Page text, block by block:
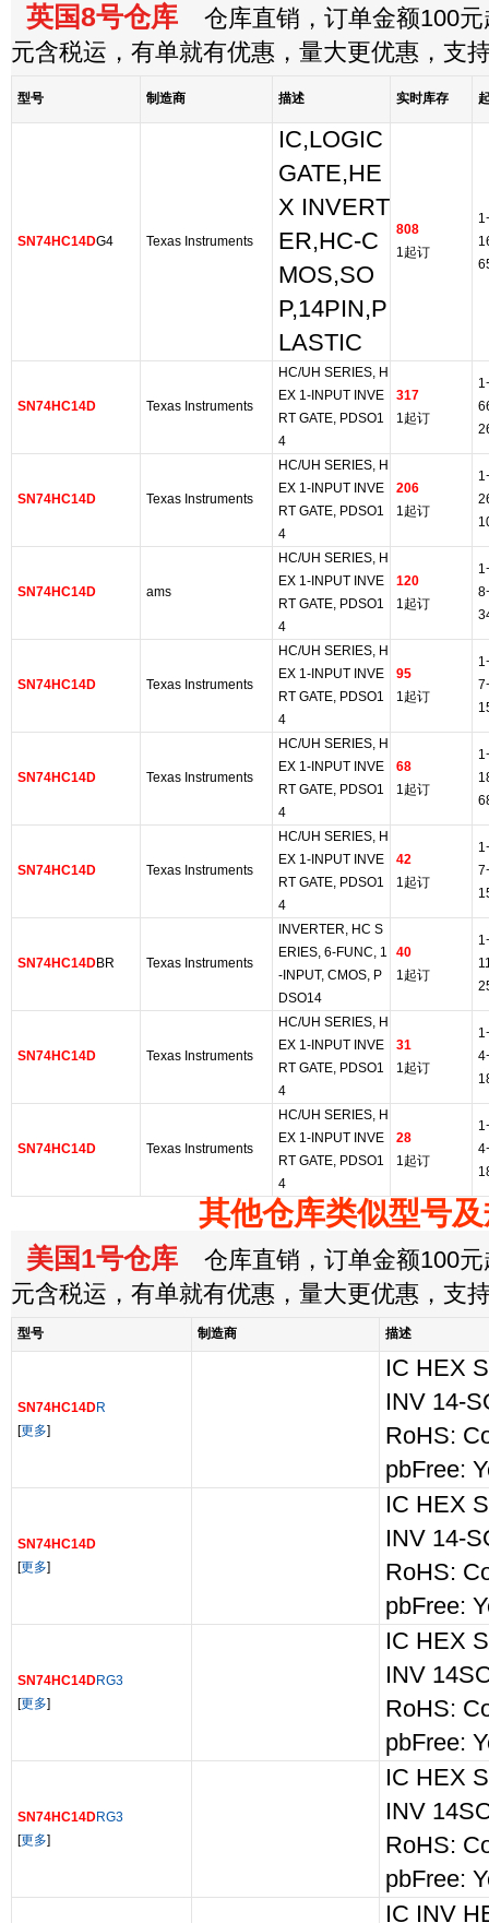
英国8号仓库 仓库直销，订单金额100元
元含税运，有单就有优惠，量大更优惠，支
型号 制造商 描述 实时库存
SN74HC14DG4 Texas Instruments
IC,LOGIC
GATE,HE
X INVERT
ER,HC-C
MOS,SO
P,14PIN,P
LASTIC
808
1起订
SN74HC14D Texas Instruments
HC/UH SERIES, H
EX 1-INPUT INVE
RT GATE, PDSO1
4
317
1起订
SN74HC14D Texas Instruments
HC/UH SERIES, H
EX 1-INPUT INVE
RT GATE, PDSO1
4
206
1起订
SN74HC14D ams
HC/UH SERIES, H
EX 1-INPUT INVE
RT GATE, PDSO1
4
120
1起订
SN74HC14D Texas Instruments
HC/UH SERIES, H
EX 1-INPUT INVE
RT GATE, PDSO1
4
95
1起订
SN74HC14D Texas Instruments
HC/UH SERIES, H
EX 1-INPUT INVE
RT GATE, PDSO1
4
68
1起订
SN74HC14D Texas Instruments
HC/UH SERIES, H
EX 1-INPUT INVE
RT GATE, PDSO1
4
42
1起订
SN74HC14DBR Texas Instruments
INVERTER, HC S
ERIES, 6-FUNC, 1
-INPUT, CMOS, P
DSO14
40
1起订
SN74HC14D Texas Instruments
HC/UH SERIES, H
EX 1-INPUT INVE
RT GATE, PDSO1
4
31
1起订
SN74HC14D Texas Instruments
HC/UH SERIES, H
EX 1-INPUT INVE
RT GATE, PDSO1
4
28
1起订
其他仓库类似型号
美国1号仓库 仓库直销，订单金额100元
元含税运，有单就有优惠，量大更优惠，支
型号 制造商 描述
SN74HC14DR
[更多]
IC HEX
INV 14-
RoHS:
pbFree:
SN74HC14D
[更多]
IC HEX
INV 14-
RoHS:
pbFree:
SN74HC14DRG3
[更多]
IC HEX
INV
RoHS:
pbFree:
SN74HC14DRG3
[更多]
IC HEX
INV
RoHS:
pbFree:
IC INV